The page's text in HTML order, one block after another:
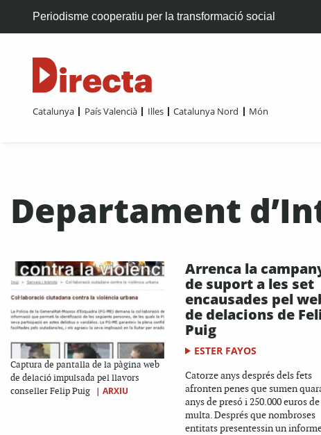
Periodisme cooperatiu per la transformació social
Catalunya País Valencià Illes Catalunya Nord Món
Departament
Captura de pantalla de la pàgina web
de delació impulsada pel llavors
conseller Felip Puig
| ARXIU
Arrenca la
de suport a les set
encausades pel
de delacions de
Puig
ESTER FAYOS
Catorze anys després dels fets
afronten penes que sumen
anys de presó i 250.000 euros de
multa. Després que nombroses
entitats presentessin un